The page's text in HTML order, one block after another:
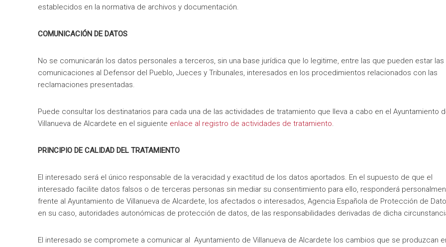
establecidos en la normativa de archivos y documentación.
COMUNICACIÓN DE DATOS
No se comunicarán los datos personales a terceros, sin una base jurídica que lo legitime, entre las que pueden estar las
comunicaciones al Defensor del Pueblo, Jueces y Tribunales, interesados en los procedimientos relacionados con las
reclamaciones presentadas.
Puede consultar los destinatarios para cada una de las actividades de tratamiento que lleva a cabo en el Ayuntamiento
Villanueva de Alcardete en el siguiente enlace al registro de actividades de tratamiento.
PRINCIPIO DE CALIDAD DEL TRATAMIENTO
El interesado será el único responsable de la veracidad y exactitud de los datos aportados. En el supuesto de que el
interesado facilite datos falsos o de terceras personas sin mediar su consentimiento para ello, responderá
frente al Ayuntamiento de Villanueva de Alcardete, los afectados o interesados, Agencia Española de Protección de
en su caso, autoridades autonómicas de protección de datos, de las responsabilidades derivadas de dicha
El interesado se compromete a comunicar al Ayuntamiento de Villanueva de Alcardete los cambios que se produzcan